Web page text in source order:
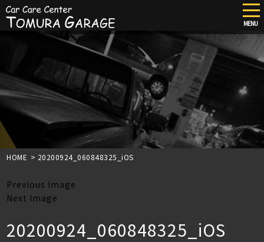
content
MENU
HOME > 20200924_060848325_iOS
Previous Image
Next Image
20200924_060848325_iOS